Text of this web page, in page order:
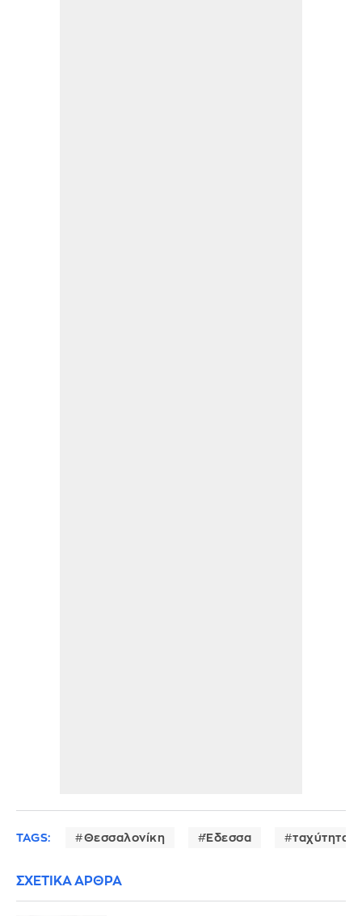
TAGS: Θεσσαλονίκη Έδεσσα ταχύτητα
ΣΧΕΤΙΚΑ ΑΡΘΡΑ